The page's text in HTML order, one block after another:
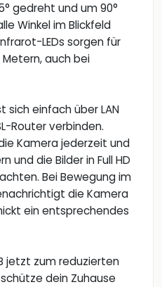
gedreht und um 90°
Winkel im Blickfeld
LEDs sorgen für
Metern, auch bei
sich einfach über LAN
Router verbinden.
Kamera jederzeit und
und die Bilder in Full HD
Bei Bewegung im
die Kamera
ein entsprechendes
jetzt zum reduzierten
dein Zuhause